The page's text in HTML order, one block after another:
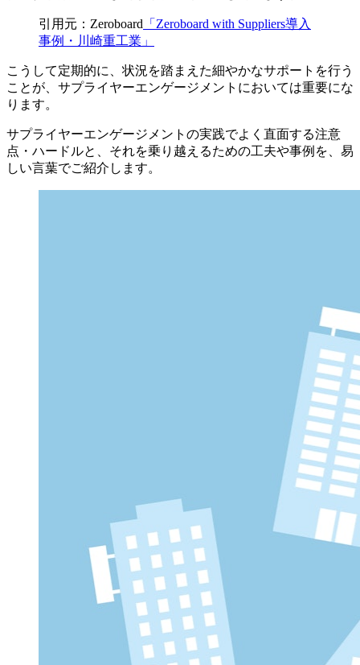
引用元：Zeroboard 「Zeroboard with Suppliers導入
事例・川崎重工業」
こうして定期的に、状況を踏まえた細やかなサポートを行う
ことが、サプライヤーエンゲージメントにおいては重要にな
ります。
サプライヤーエンゲージメントの実践でよく直面する注意
点・ハードルと、それを乗り越えるための工夫や事例を、易
しい言葉でご紹介します。